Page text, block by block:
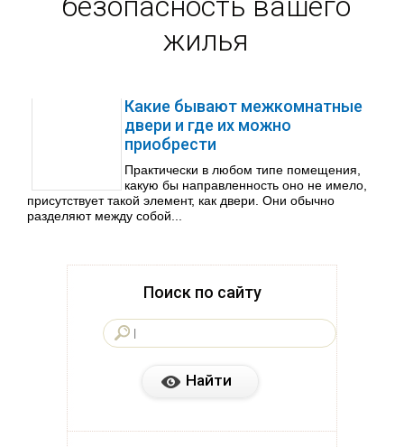
жилья
Какие бывают межкомнатные
двери и где их можно
приобрести
Практически в любом типе помещения,
какую бы направленность оно не имело,
присутствует такой элемент, как двери. Они обычно
разделяют между собой...
Поиск по сайту